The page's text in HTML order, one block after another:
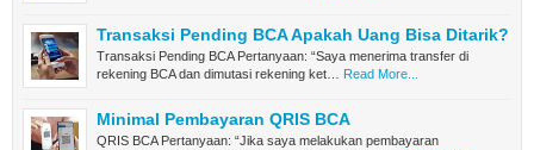
Transaksi Pending BCA Apakah Uang Bisa Ditarik?
Transaksi Pending BCA Pertanyaan: “Saya menerima transfer di
rekening BCA dan dimutasi rekening ket…
Read More...
Minimal Pembayaran QRIS BCA
QRIS BCA Pertanyaan: “Jika saya melakukan pembayaran